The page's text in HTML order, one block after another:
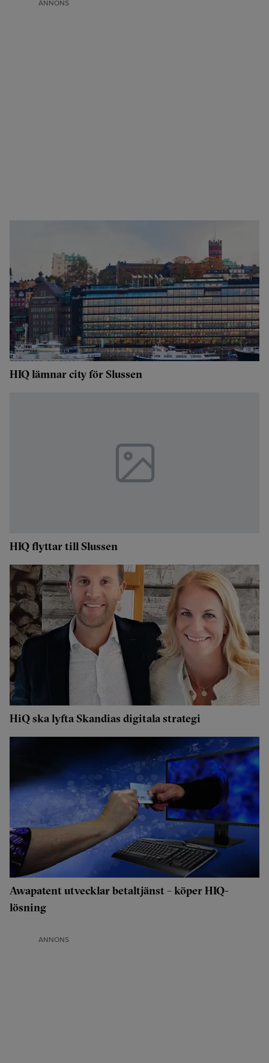
ANNONS
HIQ lämnar city för Slussen
HIQ flyttar till Slussen
HiQ ska lyfta Skandias digitala strategi
Awapatent utvecklar betaltjänst – köper HIQ-
lösning
ANNONS